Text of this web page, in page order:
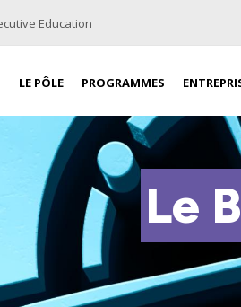
Education
LE PÔLE PROGRAMMES
Le